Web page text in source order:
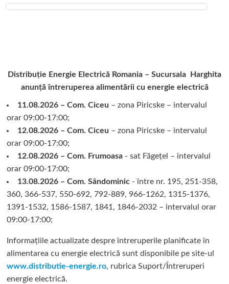
Distribuție Energie Electrică Romania – Sucursala Harghita
anunță întreruperea alimentării cu energie electrică
11.08.2026 – Com. Ciceu – zona Piricske – intervalul
orar 09:00-17:00;
12.08.2026 – Com. Ciceu – zona Piricske – intervalul
orar 09:00-17:00;
12.08.2026 – Com. Frumoasa- sat Făgețel – intervalul
orar 09:00-17:00;
13.08.2026 – Com. Sândominic- între nr. 195, 251-358,
360, 366-537, 550-692, 792-889, 966-1262, 1315-1376,
1391-1532, 1586-1587, 1841, 1846-2032 – intervalul orar
09:00-17:00;
Informațiile actualizate despre întreruperile planificate în
alimentarea cu energie electrică sunt disponibile pe site-ul
www.distributie-energie.ro, rubrica Suport/Întreruperi
energie electrică.